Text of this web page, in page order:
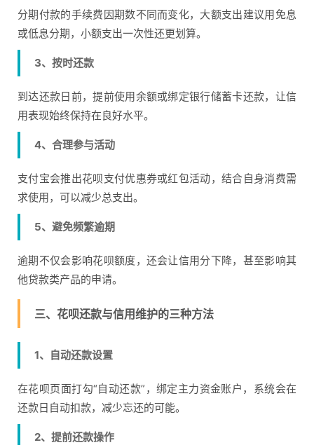
分期付款的手续费因期数不同而变化，大额支出建议用免息
或低息分期，小额支出一次性还更划算。
3、按时还款
到达还款日前，提前使用余额或绑定银行储蓄卡还款，让信
用表现始终保持在良好水平。
4、合理参与活动
支付宝会推出花呗支付优惠券或红包活动，结合自身消费需
求使用，可以减少总支出。
5、避免频繁逾期
逾期不仅会影响花呗额度，还会让信用分下降，甚至影响其
他贷款类产品的申请。
三、花呗还款与信用维护的三种方法
1、自动还款设置
在花呗页面打勾“自动还款”，绑定主力资金账户，系统会在
还款日自动扣款，减少忘还的可能。
2、提前还款操作